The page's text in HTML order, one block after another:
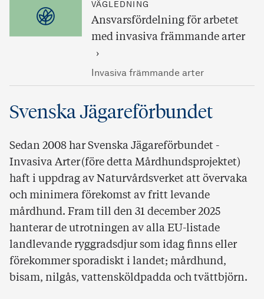
VÄGLEDNING
Ansvarsfördelning för arbetet
med invasiva främmande arter
Invasiva främmande arter
Svenska Jägareförbundet
Sedan 2008 har Svenska Jägareförbundet -
Invasiva Arter (före detta Mårdhundsprojektet)
haft i uppdrag av Naturvårdsverket att övervaka
och minimera förekomst av fritt levande
mårdhund. Fram till den 31 december 2025
hanterar de utrotningen av alla EU-listade
landlevande ryggradsdjur som idag finns eller
förekommer sporadiskt i landet; mårdhund,
bisam, nilgås, vattensköldpadda och tvättbjörn.